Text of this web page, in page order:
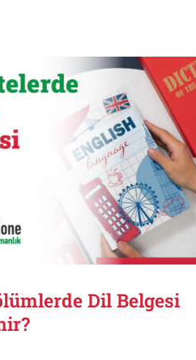
Dil Belgesi